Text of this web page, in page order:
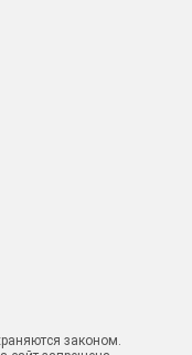
законом.